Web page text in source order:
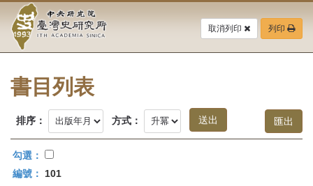
要
中
央
研
究
院-
臺
灣
取消列印 列印
書目列表
排序： 方式：
勾選：
編號：
101